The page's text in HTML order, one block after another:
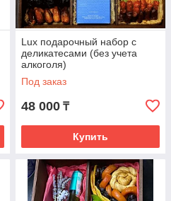
Lux подарочный набор с
деликатесами (без учета
алкоголя)
Под заказ
48 000 ₸
Купить